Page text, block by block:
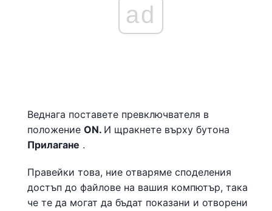
ad
Веднага поставете превключвателя в
положение ON. И щракнете върху бутона
Прилагане .
Правейки това, ние отваряме споделения
достъп до файлове на вашия компютър, така
че те да могат да бъдат показани и отворени